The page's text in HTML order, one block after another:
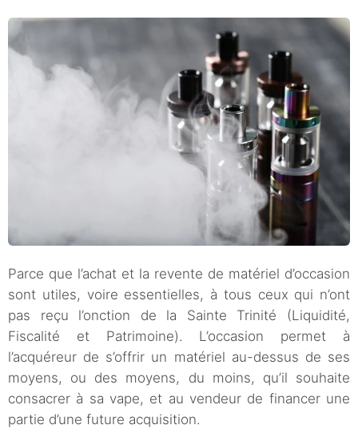
Parce que l’achat et la revente de matériel d’occasion
sont utiles, voire essentielles, à tous ceux qui n’ont
pas reçu l’onction de la Sainte Trinité (Liquidité,
Fiscalité et Patrimoine). L’occasion permet à
l’acquéreur de s’offrir un matériel au-dessus de ses
moyens, ou des moyens, du moins, qu’il souhaite
consacrer à sa vape, et au vendeur de financer une
partie d’une future acquisition.